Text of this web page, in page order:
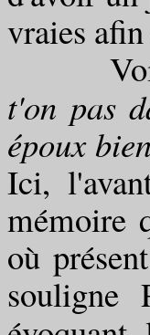
vraies
Voici
t'on pas
époux
Ici,
mémoire
où
souligne